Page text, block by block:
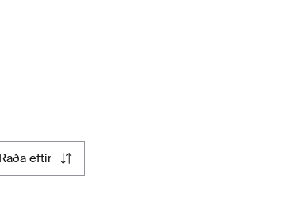
raða eftir